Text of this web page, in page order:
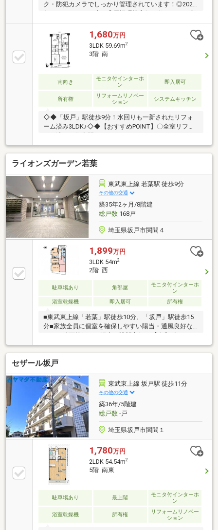
ク・防犯カメラでしっかり管理されています！◎2025
地です！
1,680万円
3LDK 59.69m2
3階 南
南向き
モニタ付インターホ
ン
即入居可
所有権
リフォームリノベー
ション
システムキッチン
◇◆「坂戸」駅徒歩9分！水回りも一新されたリフォ
ーム済み3LDK♪◇◆【おすすめPOINT】〇全室リフォ
の水回り新規交換しました！〇南向きで陽当たり良好
なバルコニー！ ・お部屋の奥まで明るい光がしっか
り差し込み、毎日のお洗濯物もカラッと心地よく乾き
ます！資金計画や住宅ローン審査などのじっくり相談
や、現地集合現地解散のサクッと見学などご希望に合
わせたご案内が可能です！価格相談・ヤマダポイン
ト・家具家電特別割引などお得な情報盛りだくさん♪
ライオンズガーデン若葉
東武東上線 若葉駅 徒歩9分
その他の交通
築35年2ヶ月/8階建
総戸数168戸
埼玉県坂戸市関間４
1,899万円
3LDK 54m2
2階 西
駐車場あり 角部屋
モニタ付インターホ
ン
浴室乾燥機
即入居可 所有権
■東武東上線「若葉」駅徒歩10分、「坂戸」駅徒歩15
分■家族全員に個室を確保しやすい陽当・通風良好な
3LDK■前面棟無く、陽当り眺望良好！【令和8年2月
リフォーム内容】・キッチン、トイレ、ユニットバ
ス、洗面化粧台、給湯器、各照明設備新規交換・クロ
ス、フロアタイル新規張替・間取り変更
2LDK→3LDK・ルームクリーニング～随時ご案内対
応！住宅ローンのご相談も賜ります～頭金や諸費用を
始め、計画的な月々のお支払いに至るまで、丁寧にご
説明させて頂きます。また提携銀行にて住宅ローン金
利の大幅優遇もございます。お気軽にお問い合わせく
ださい。☆歓迎中国籍！有中国籍員工中文対応！
セザール坂戸
東武東上線 坂戸駅 徒歩11分
その他の交通
築36年/5階建
総戸数-戸
埼玉県坂戸市関間１
1,780万円
2LDK 54.54m2
5階 南東
駐車場あり 最上階
モニタ付インターホ
ン
浴室乾燥機 所有権
リフォームリノベー
ション